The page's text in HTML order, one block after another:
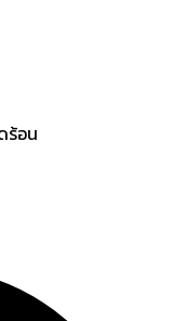
ร้อน